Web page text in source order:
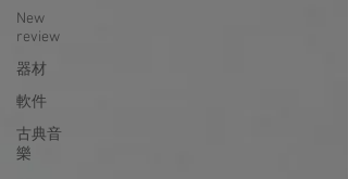
New
review
器材
軟件
古典音
樂